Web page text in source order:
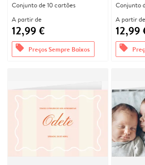
Conjunto de 10 cartões
A partir de
12,99 €
offers Preços Sempre Baixos
Conjunto
A partir de
12,99
offers